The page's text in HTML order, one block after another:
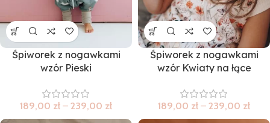
Śpiworek z nogawkami
wzór Pieski
189,00 zł – 239,00 zł
Śpiworek z nogawkami
wzór Kwiaty na łące
189,00 zł – 239,00 zł